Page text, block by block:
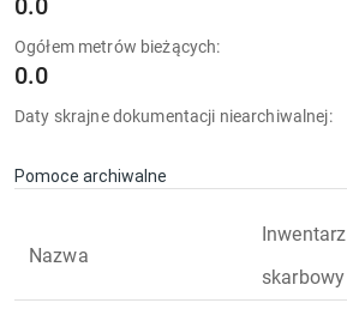
0.0
Ogółem metrów bieżących:
0.0
Daty skrajne dokumentacji niearchiwalnej:
Pomoce archiwalne
Nazwa
Inwentarz
skarbowy